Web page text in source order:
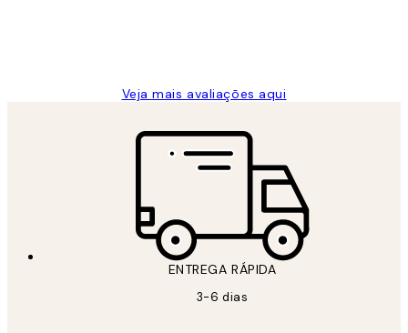
Veja mais avaliações aqui
ENTREGA RÁPIDA
3-6 dias